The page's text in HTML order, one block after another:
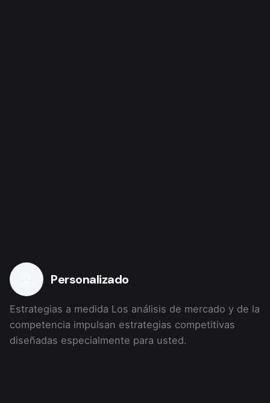
Personalizado
Estrategias a medida Los análisis de mercado y de la
competencia impulsan estrategias competitivas
diseñadas especialmente para usted.